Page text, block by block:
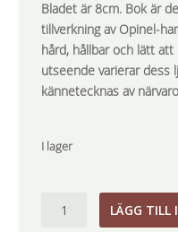
Bladet är 8cm. Bok är
tillverkning av Opinel-
hård, hållbar och lätt
utseende varierar dess
kännetecknas av
I lager
Svampkniv-
LÄGG TILL